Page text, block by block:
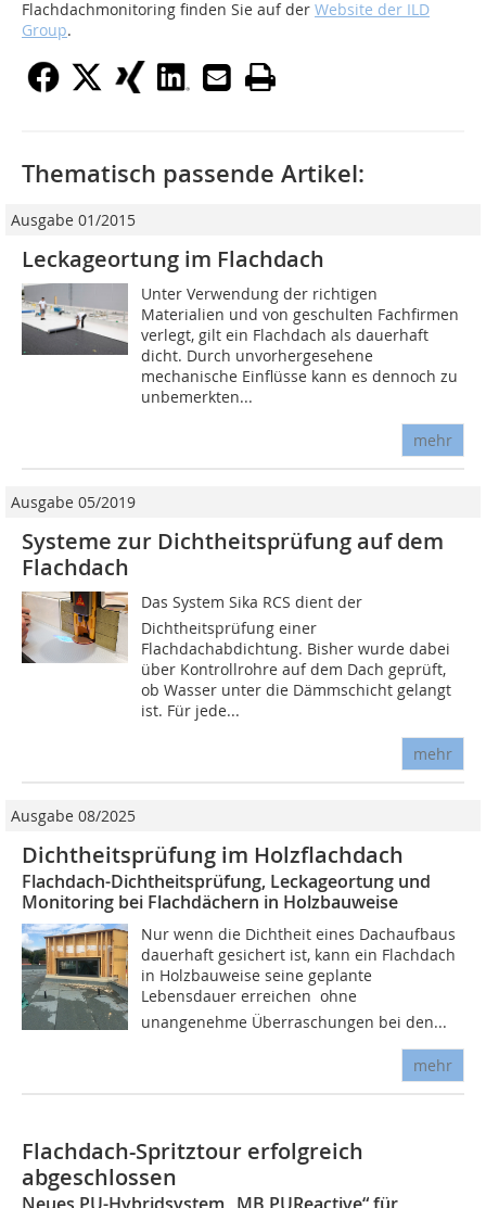
Flachdachmonitoring finden Sie auf der Website der ILD
Group.
Thematisch passende Artikel:
Ausgabe 01/2015
Leckageortung im Flachdach
Unter Verwendung der richtigen
Materialien und von geschulten Fachfirmen
verlegt, gilt ein Flachdach als dauerhaft
dicht. Durch unvorhergesehene
mechanische Einflüsse kann es dennoch zu
unbemerkten...
mehr
Ausgabe 05/2019
Systeme zur Dichtheitsprüfung auf dem
Flachdach
Das System Sika RCS dient der
Dichtheitsprüfung einer
Flachdachabdichtung. Bisher wurde dabei
über Kontrollrohre auf dem Dach geprüft,
ob Wasser unter die Dämmschicht gelangt
ist. Für jede...
mehr
Ausgabe 08/2025
Dichtheitsprüfung im Holzflachdach
Flachdach-Dichtheitsprüfung, Leckageortung und
Monitoring bei Flachdächern in Holzbauweise
Nur wenn die Dichtheit eines Dachaufbaus
dauerhaft gesichert ist, kann ein Flachdach
in Holzbauweise seine geplante
Lebensdauer erreichen  ohne
unangenehme Überraschungen bei den...
mehr
Flachdach-Spritztour erfolgreich
abgeschlossen